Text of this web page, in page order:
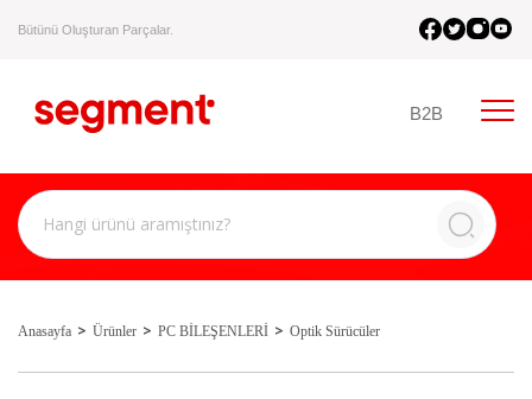
Bütünü Oluşturan Parçalar.
B2B
Anasayfa Ürünler PC BİLEŞENLERİ Optik Sürücüler